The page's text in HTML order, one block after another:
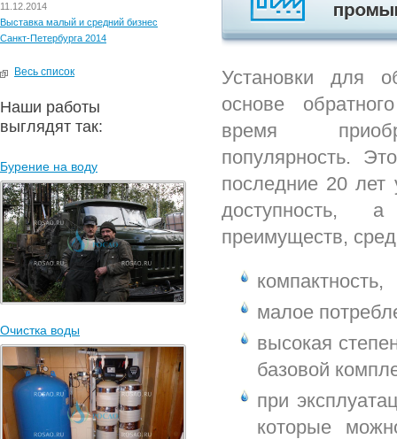
11.12.2014
Выставка малый и средний бизнес
Санкт-Петербурга 2014
Весь список
Наши работы
выглядят так:
Бурение на воду
Очистка воды
Установки для
основе
время
популярность.
последние 20 лет
преимуществ,
компактность,
малое
высокая
базовой
при
которые